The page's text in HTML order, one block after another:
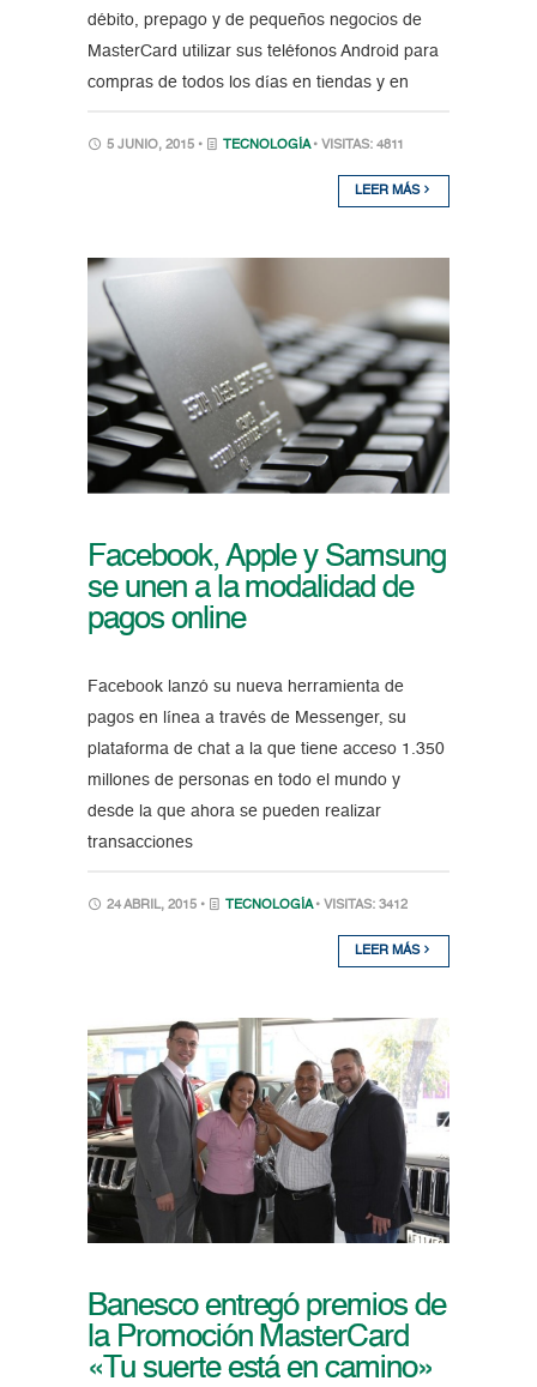
débito, prepago y de pequeños negocios de
MasterCard utilizar sus teléfonos Android para
compras de todos los días en tiendas y en
5 JUNIO, 2015 • TECNOLOGÍA • VISITAS: 4811
LEER MÁS
Facebook, Apple y Samsung
se unen a la modalidad de
pagos online
Facebook lanzó su nueva herramienta de
pagos en línea a través de Messenger, su
plataforma de chat a la que tiene acceso 1.350
millones de personas en todo el mundo y
desde la que ahora se pueden realizar
transacciones
24 ABRIL, 2015 • TECNOLOGÍA • VISITAS: 3412
LEER MÁS
Banesco entregó premios de
la Promoción MasterCard
«Tu suerte está en camino»